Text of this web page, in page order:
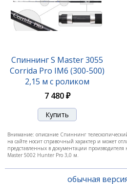
Спиннинг S Master 3055
Corrida Pro IM6 (300-500)
2,15 м с роликом
7 480 ₽
Внимание: описание Спиннинг
на сайте носит справочный характер и может
представленных в документации
Master 5002 Hunter Pro 3,0 м.
обычная